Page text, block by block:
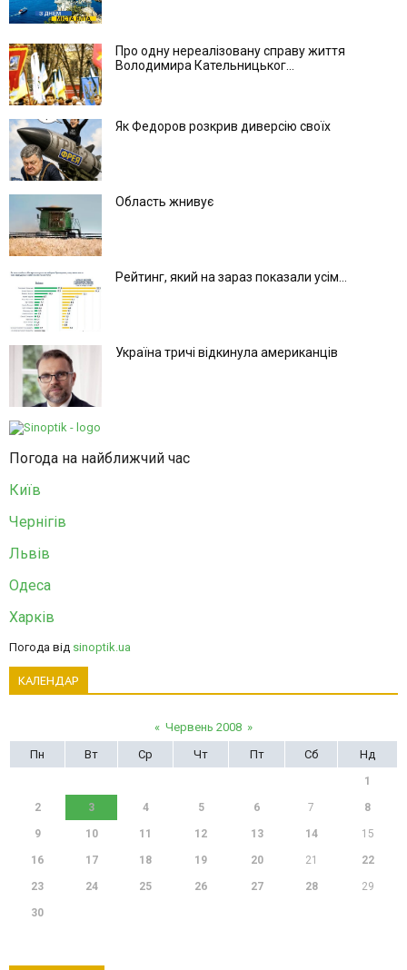
Про одну нереалізовану справу життя
Володимира Кательницьког...
Як Федоров розкрив диверсію своїх
Область жнивує
Рейтинг, який на зараз показали усім...
Україна тричі відкинула американців
Погода на найближчий час
Київ
Чернігів
Львів
Одеса
Харків
Погода від sinoptik.ua
КАЛЕНДАР
« Червень 2008 »
Пн
Вт Ср Чт Пт Сб Нд
1
2 3 4 5 6 7 8
9 10 11 12 13 14 15
16 17 18 19 20 21 22
23 24 25 26 27 28 29
30